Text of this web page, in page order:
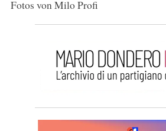
Fotos von Milo Profi